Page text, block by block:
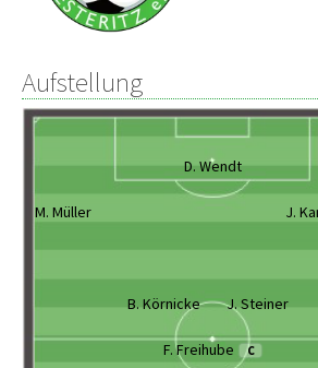
Aufstellung
D. Wendt
M. Müller J.
B. Körnicke J. Steiner
F. Freihube C